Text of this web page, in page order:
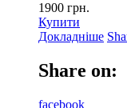
1900 грн.
Купити
Докладніше
Share on:
facebook